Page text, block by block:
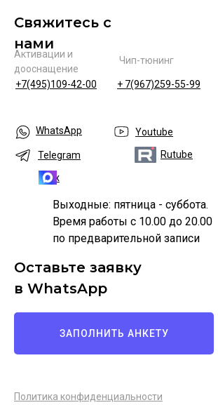
Чип-тюнинг
+ 7(967)259-55-99
Политика конфиденциальности
Активации и
дооснащение
Оставьте заявку
в WhatsApp
Свяжитесь с
нами
ЗАПОЛНИТЬ АНКЕТУ
WhatsApp
Telegram
Max
+7(495)109-42-00
Youtube
Rutube
Выходные: пятница - суббота.
Время работы с 10.00 до 20.00
по предварительной записи